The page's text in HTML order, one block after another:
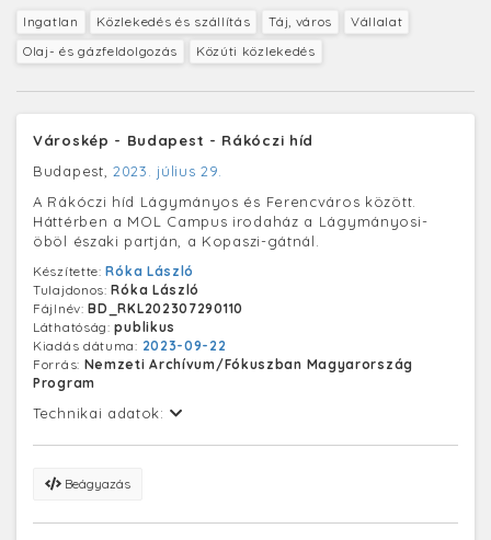
Ingatlan Közlekedés és szállítás Táj, város
Vállalat
Olaj- és gázfeldolgozás
Közúti közlekedés
Városkép - Budapest - Rákóczi híd
Budapest, 2023. július 29.
A Rákóczi híd Lágymányos és Ferencváros között.
Háttérben a MOL Campus irodaház a Lágymányosi-
öböl északi partján, a Kopaszi-gátnál.
Készítette:Róka László
Tulajdonos:Róka László
Fájlnév:BD_RKL202307290110
Láthatóság:publikus
Kiadás dátuma: 2023-09-22
Forrás: Nemzeti Archívum/Fókuszban Magyarország
Program
Technikai adatok:
Beágyazás